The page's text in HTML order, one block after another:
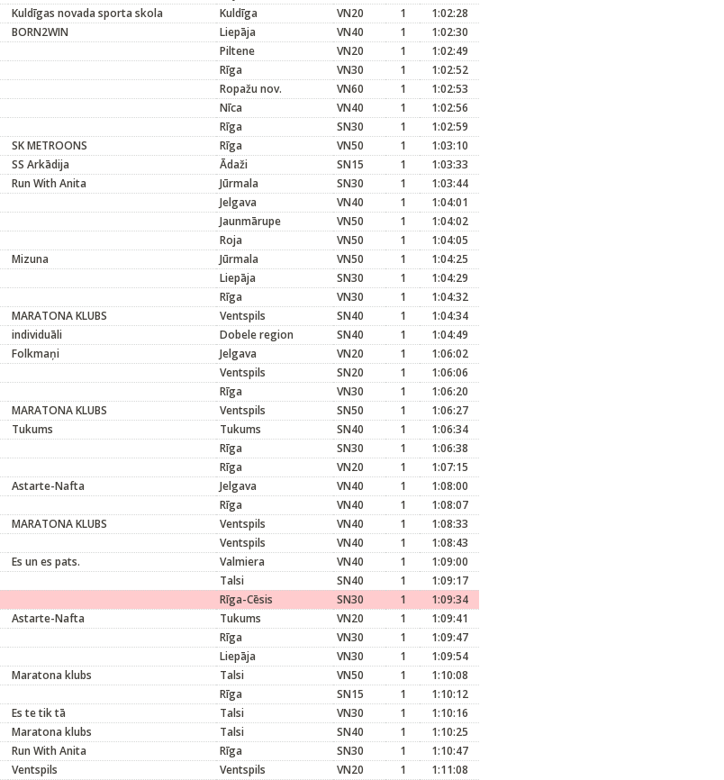
Kuldīgas novada sporta skola Kuldīga VN20 1
1:02:28
BORN2WIN Liepāja VN40 1
1:02:30
Piltene VN20 1
1:02:49
Rīga VN30 1
1:02:52
Ropažu nov. VN60 1
1:02:53
Nīca VN40 1
1:02:56
Rīga SN30 1
1:02:59
SK METROONS Rīga VN50 1
1:03:10
SS Arkādija Ādaži SN15 1
1:03:33
Run With Anita Jūrmala SN30 1
1:03:44
Jelgava VN40 1
1:04:01
Jaunmārupe VN50 1
1:04:02
Roja VN50 1
1:04:05
Mizuna Jūrmala VN50 1
1:04:25
Liepāja SN30 1
1:04:29
Rīga VN30 1
1:04:32
MARATONA KLUBS Ventspils SN40 1
1:04:34
individuāli Dobele region SN40 1
1:04:49
Folkmaņi Jelgava VN20 1
1:06:02
Ventspils SN20 1
1:06:06
Rīga VN30 1
1:06:20
MARATONA KLUBS Ventspils SN50 1
1:06:27
Tukums Tukums SN40 1
1:06:34
Rīga SN30 1
1:06:38
Rīga VN20 1
1:07:15
Astarte-Nafta Jelgava VN40 1
1:08:00
Rīga VN40 1
1:08:07
MARATONA KLUBS Ventspils VN40 1
1:08:33
Ventspils VN40 1
1:08:43
Es un es pats. Valmiera VN40 1
1:09:00
Talsi SN40 1
1:09:17
Rīga-Cēsis SN30 1
1:09:34
Astarte-Nafta Tukums VN20 1
1:09:41
Rīga VN30 1
1:09:47
Liepāja VN30 1
1:09:54
Maratona klubs Talsi VN50 1
1:10:08
Rīga SN15 1
1:10:12
Es te tik tā Talsi VN30 1
1:10:16
Maratona klubs Talsi SN40 1
1:10:25
Run With Anita Rīga SN30 1
1:10:47
Ventspils Ventspils VN20 1
1:11:08